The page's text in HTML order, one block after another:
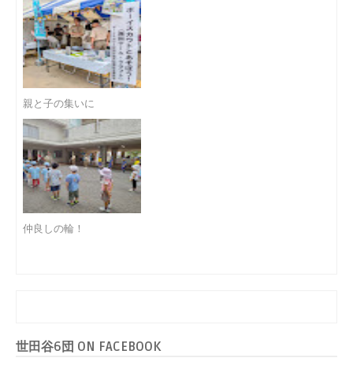
親と子の集いに
仲良しの輪！
世田谷6団 ON FACEBOOK